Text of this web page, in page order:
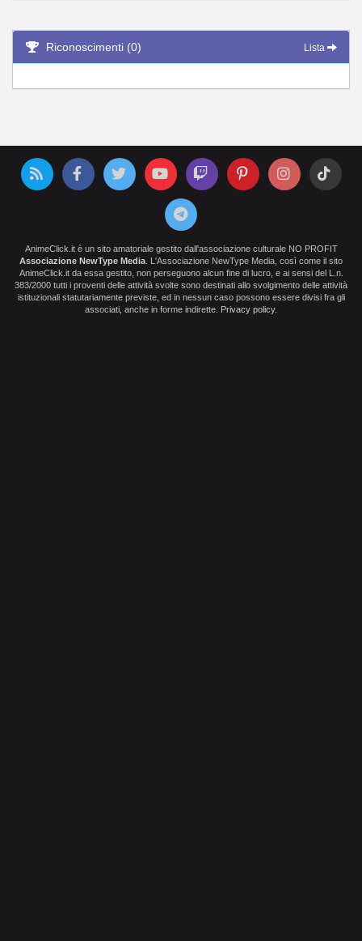
Riconoscimenti (0) Lista
AnimeClick.it è un sito amatoriale gestito dall'associazione culturale NO PROFIT
Associazione NewType Media . L'Associazione NewType Media, così come il sito
AnimeClick.it da essa gestito, non perseguono alcun fine di lucro, e ai sensi del L.n.
383/2000 tutti i proventi delle attività svolte sono destinati allo svolgimento delle attività
istituzionali statutariamente previste, ed in nessun caso possono essere divisi fra gli
associati, anche in forme indirette.
Privacy policy.